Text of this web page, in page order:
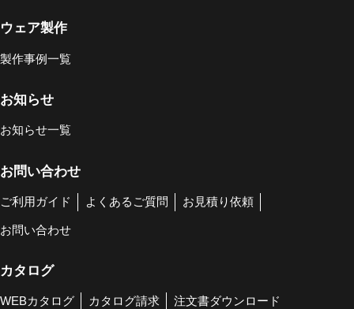
ウェア製作
製作事例一覧
お知らせ
お知らせ一覧
お問い合わせ
ご利用ガイド よくあるご質問 お見積り依頼
お問い合わせ
カタログ
WEBカタログ カタログ請求 注文書ダウンロード